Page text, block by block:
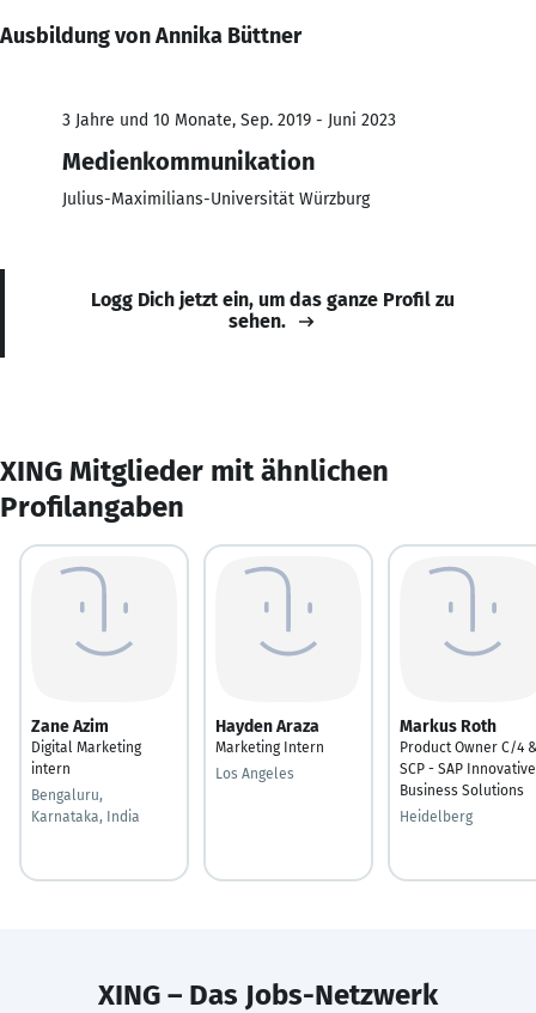
Ausbildung von Annika Büttner
3 Jahre und 10 Monate, Sep. 2019 - Juni 2023
Medienkommunikation
Julius-Maximilians-Universität Würzburg
Logg Dich jetzt ein, um das ganze Profil zu
sehen.
XING Mitglieder mit ähnlichen
Profilangaben
Zane Azim
Digital Marketing
intern
Bengaluru,
Karnataka, India
Hayden Araza
Marketing Intern
Los Angeles
Markus Roth
Product Owner C/4
SCP - SAP Innovative
Business Solutions
Heidelberg
XING – Das Jobs-Netzwerk